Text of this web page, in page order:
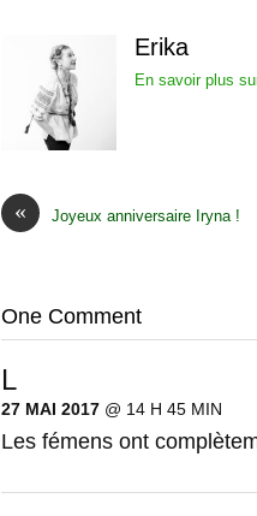
Erika
En savoir plus
« Joyeux anniversaire Iryna !
One Comment
L
27 MAI 2017 @ 14 H 45 MIN
Les fémens ont